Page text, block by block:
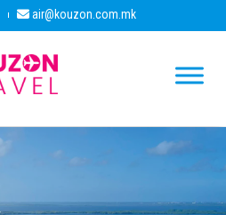
air@kouzon.com.mk